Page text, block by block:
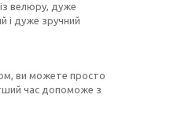
велюру, дуже
і дуже зручний
ви можете просто
час допоможе з